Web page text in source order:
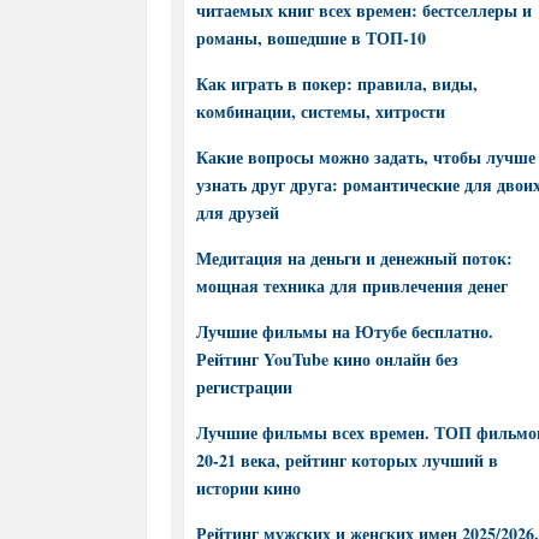
читаемых книг всех времен: бестселлеры и
романы, вошедшие в ТОП-10
Как играть в покер: правила, виды,
комбинации, системы, хитрости
Какие вопросы можно задать, чтобы лучше
узнать друг друга: романтические для
для друзей
Медитация на деньги и денежный поток:
мощная техника для привлечения денег
Лучшие фильмы на Ютубе бесплатно.
Рейтинг YouTube кино онлайн без
регистрации
Лучшие фильмы всех времен. ТОП
20-21 века, рейтинг которых лучший в
истории кино
Рейтинг мужских и женских имен 2025/2026.